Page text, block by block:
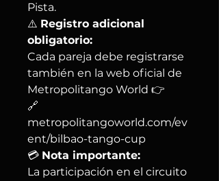
Pista.
⚠️ Registro adicional
obligatorio:
Cada pareja debe registrarse
también en la web oficial de
Metropolitango World 👉
🔗
metropolitangoworld.com/ev
ent/bilbao-tango-cup
💳 Nota importante:
La participación en el circuito